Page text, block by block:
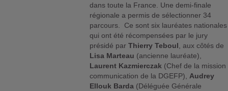
dans toute la France. Une demi-finale
régionale a permis de sélectionner 34
parcours. Ce sont six lauréates nationales
qui ont été récompensées par le jury
présidé parThierry Teboul , aux côtés de
Lisa Marteau (ancienne lauréate),
Laurent Kazmierczak (Chef de la mission
communication de la DGEFP), Audrey
Ellouk Barda (Déléguée Générale